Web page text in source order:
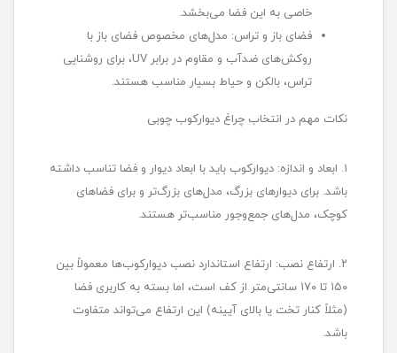
خاصی به این فضا می‌بخشد.
فضای باز و تراس: مدل‌های مخصوص فضای باز با
روکش‌های ضدآب و مقاوم در برابر UV، برای روشنایی
تراس، بالکن و حیاط بسیار مناسب هستند.
نکات مهم در انتخاب چراغ دیوارکوب چوبی
۱. ابعاد و اندازه: دیوارکوب باید با ابعاد دیوار و فضا تناسب داشته
باشد. برای دیوارهای بزرگ، مدل‌های بزرگ‌تر و برای فضاهای
کوچک، مدل‌های جمع‌وجور مناسب‌تر هستند.
۲. ارتفاع نصب: ارتفاع استاندارد نصب دیوارکوب‌ها معمولاً بین
۱۵۰ تا ۱۷۰ سانتی‌متر از کف است، اما بسته به کاربری فضا
(مثلاً کنار تخت یا بالای آیینه) این ارتفاع می‌تواند متفاوت
باشد.